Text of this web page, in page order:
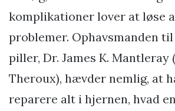
komplikationer lover at løse
problemer. Ophavsmanden
piller, Dr. James K. Mantleray
Theroux), hævder nemlig, at
reparere alt i hjernen, hvad